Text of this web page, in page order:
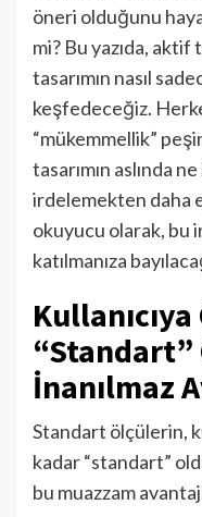
öneri olduğunu
mi? Bu yazıda,
tasarımın nasıl
keşfedeceğiz.
“mükemmellik”
tasarımın aslında
irdelemekten daha
okuyucu olarak, bu
katılmanıza
İnanılmaz
Standart ölçülerin,
kadar “standart”
bu muazzam